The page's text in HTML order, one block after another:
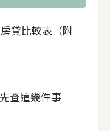
貸比較表（附
查這幾件事